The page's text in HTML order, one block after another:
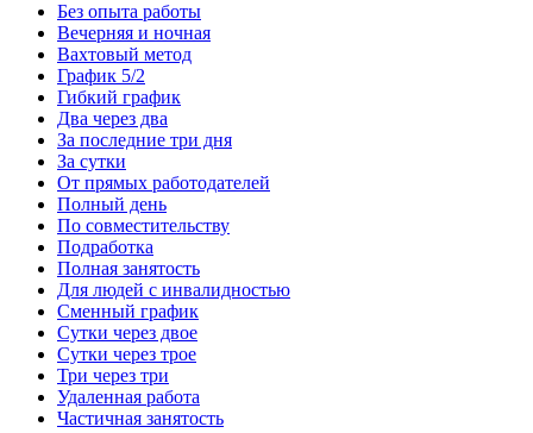
Без опыта работы
Вечерняя и ночная
Вахтовый метод
График 5/2
Гибкий график
Два через два
За последние три дня
За сутки
От прямых работодателей
Полный день
По совместительству
Подработка
Полная занятость
Для людей с инвалидностью
Сменный график
Сутки через двое
Сутки через трое
Три через три
Удаленная работа
Частичная занятость